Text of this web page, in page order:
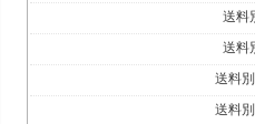
送料
送料
送料
送料